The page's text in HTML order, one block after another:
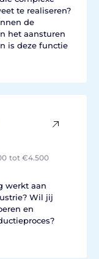
te realiseren?
de
het aansturen
is deze functie
tot €4.500
werkt aan
Wil jij
en